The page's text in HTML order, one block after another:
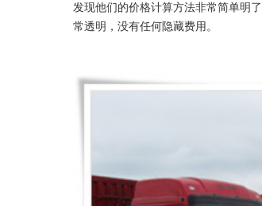
发现他们的价格计算方法非常简单明
常透明，没有任何隐藏费用。